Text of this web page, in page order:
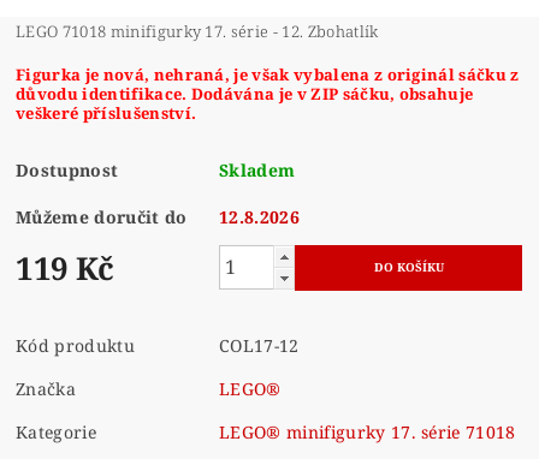
LEGO 71018 minifigurky 17. série - 12. Zbohatlík
Figurka je nová, nehraná, je však vybalena z originál sáčku z
důvodu identifikace. Dodávána je v ZIP sáčku, obsahuje
veškeré příslušenství.
Dostupnost Skladem
Můžeme doručit do 12.8.2026
119 Kč
Kód produktu
COL17-12
Značka
LEGO®
Kategorie
LEGO® minifigurky 17. série 71018